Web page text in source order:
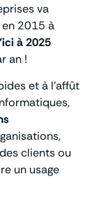
va
2015 à
à 2025
an !
et à l’affût
des clients ou
un usage